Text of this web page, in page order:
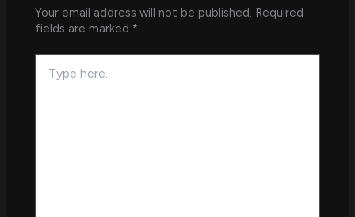
Your email address will not be published. Required
fields are marked *
here..